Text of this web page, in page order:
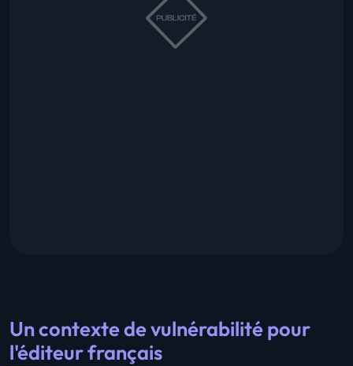
Un contexte de vulnérabilité pour
l'éditeur français